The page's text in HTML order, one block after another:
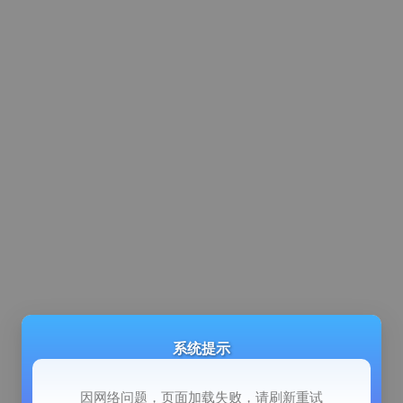
系统提示
因网络问题，页面加载失败，请刷新重试